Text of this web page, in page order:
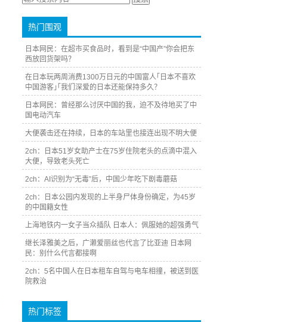
热门围观
日本网民：在超市买食品时，看到是“中国产”你会把东
西放回货架吗？
在日本玩两周消费1300万日元的中国富人｢日本不喜欢
中国游客｣｢我们深爱的日本还能保持多久？
日本网民：曾经那么讨厌中国的我，迫不及待地买了中
国电动汽车
大便袭击还在持续，日本的车站里也接连出现不明大便
2ch：日本51岁女助产士在75岁住院老头的点滴中混入
大便，导致老头死亡
2ch：AI识别为“无毒”后，中国少年吃下剧毒蘑菇
2ch：日本公园内发现的上半身尸体身份确定，为45岁
的中国籍女性
上海地铁内一女子当众插队 日本人：佩服她的超强勇气
继长泽雅美之后，广濑爱丽丝也代言了比亚迪 日本网
民：别什么代言都接啊
2ch：5名中国人在日本租车自驾与电车相撞，被送到医
院救治
热门标签